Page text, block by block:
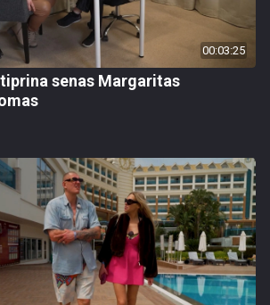
00:03:25
senas Margaritas